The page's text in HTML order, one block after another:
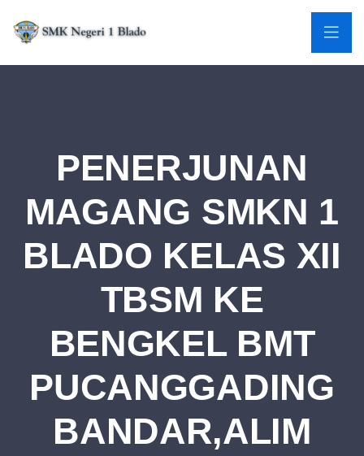
PENERJUNAN
MAGANG SMKN 1
BLADO KELAS XII
TBSM KE
BENGKEL BMT
PUCANGGADING
BANDAR,ALIM